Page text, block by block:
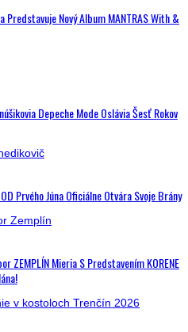
Nový Album MANTRAS With &
Depeche Mode Oslávia Šesť Rokov
Prvého Júna Oficiálne Otvára Svoje Brány
ZEMPLÍN Mieria S Predstavením KORENE